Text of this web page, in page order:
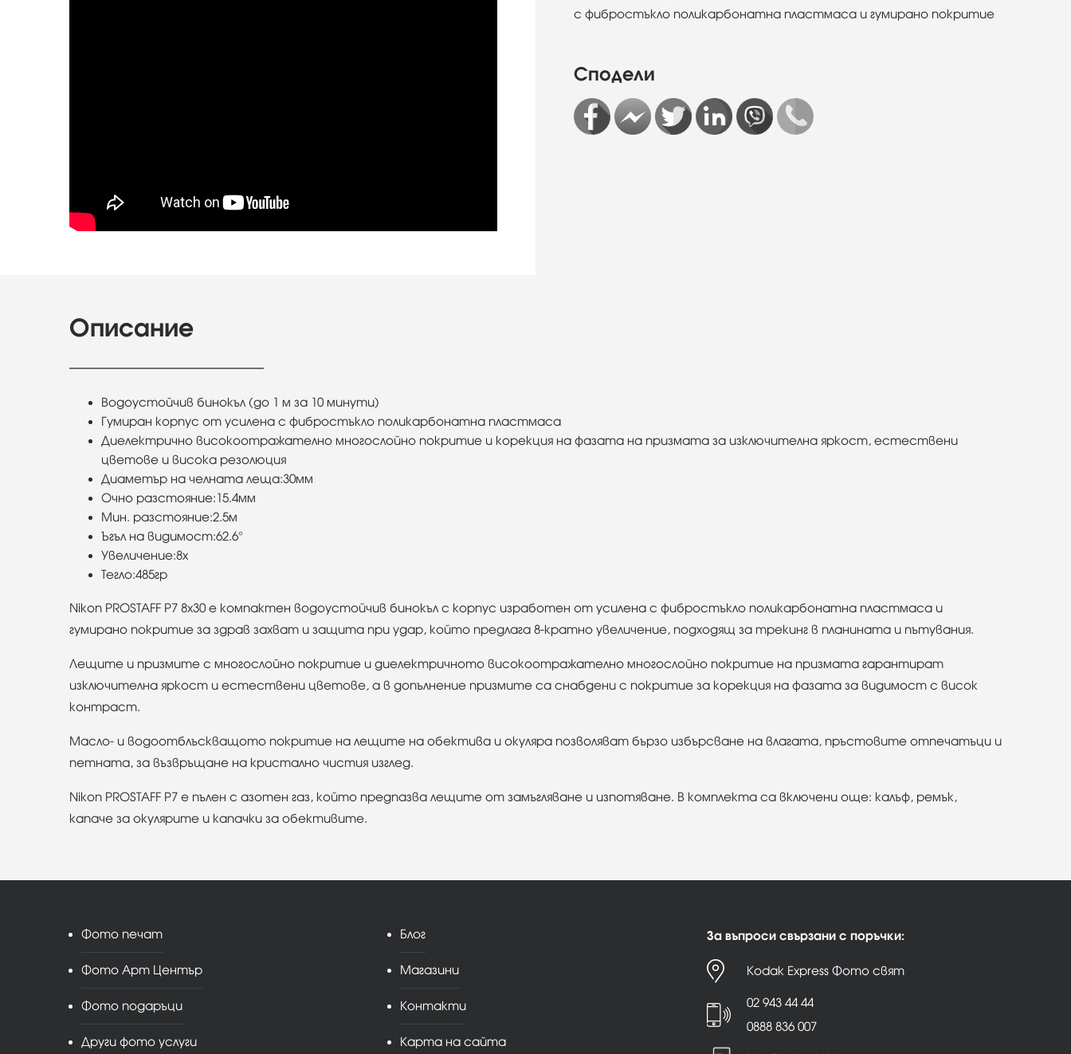
с фибростъкло поликарбонатна пластмасa и гумирано покритие
Сподели
Описание
Водоустойчив бинокъл (до 1 м за 10 минути)
Гумиран корпус от усилена с фибростъкло поликарбонатна пластмасa
Диелектрично високоотражателно многослойно покритие и корекция на фазата на призмата за изключителна яркост, естествени
цветове и висока резолюция
Диаметър на челната леща:30мм
Очно разстояние:15.4мм
Мин. разстояние:2.5м
Ъгъл на видимост:62.6°
Увеличение:8x
Тегло:485гр
Nikon PROSTAFF P7 8x30 е компактен водоустойчив бинокъл с корпус изработен от усилена с фибростъкло поликарбонатна пластмасa и
гумирано покритие за здрав захват и защита при удар, който предлага 8-кратно увеличение, подходящ за трекинг в планината и пътувания.
Лещите и призмите с многослойно покритие и диелектричното високоотражателно многослойно покритие на призмата гарантират
изключителна яркост и естествени цветове, а в допълнение призмите са снабдени с покритие за корекция на фазата за видимост с висок
контраст.
Масло- и водоотблъскващото покритие на лещите на обектива и окуляра позволяват бързо избърсване на влагата, пръстовите отпечатъци и
петната, за възвръщане на кристално чистия изглед.
Nikon PROSTAFF P7 е пълен с азотен газ, който предпазва лещите от замъгляване и изпотяване. В комплекта са включени още: калъф, ремък,
капаче за окулярите и капачки за обективите.
Фото печат
Фото Арт Център
Фото подаръци
Други фото услуги
Блог
Магазини
Контакти
Карта на сайта
За въпроси свързани с поръчки:
Kodak Express Фото свят
02 943 44 44
0888 836 007